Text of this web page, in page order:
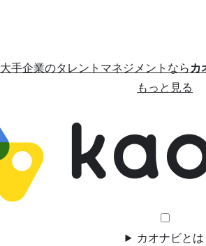
大手企業のタレントマネジメントならカ
もっと見る
カオナビとは